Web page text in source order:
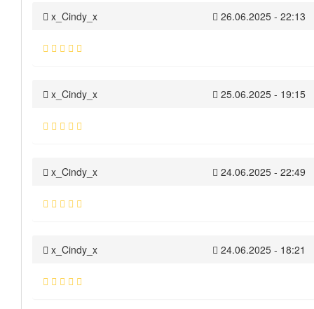
x_Cindy_x 26.06.2025 - 22:13
x_Cindy_x 25.06.2025 - 19:15
x_Cindy_x 24.06.2025 - 22:49
x_Cindy_x 24.06.2025 - 18:21